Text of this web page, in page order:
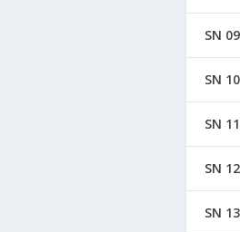
SN 09
SN 10
SN 11
SN 12
SN 13